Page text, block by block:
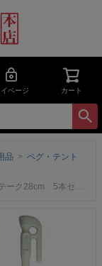
イページ カート
品
ペグ・テント
ートの固定に便利！ デザインコンペでIDS賞受賞 エリステ